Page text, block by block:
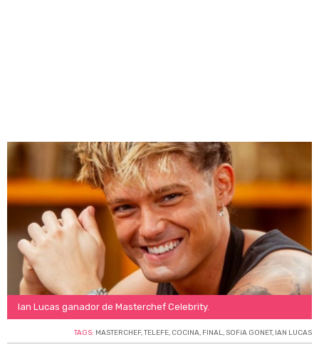
Ian Lucas ganador de Masterchef Celebrity.
TAGS: MASTERCHEF,TELEFE, COCINA, FINAL, SOFíA GONET, IAN LUCAS